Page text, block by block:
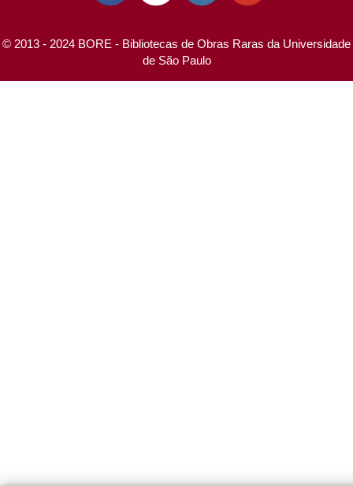
© 2013 - 2024 BORE - Bibliotecas de Obras Raras da Universidade
de São Paulo